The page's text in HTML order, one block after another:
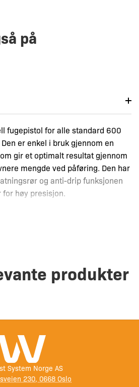
på
fugepistol for alle standard 600
er enkel i bruk gjennom en
gir et optimalt resultat gjennom
mengde ved påføring. Den har
og anti-drip funksjonen
høy presisjon.
har rustfritt pistolhåndtak av
produkter
System Norge AS
230, 0668 Oslo